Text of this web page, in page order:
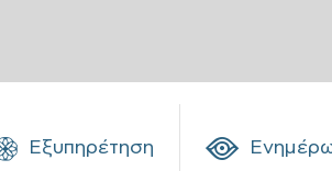
Εξυπηρέτηση